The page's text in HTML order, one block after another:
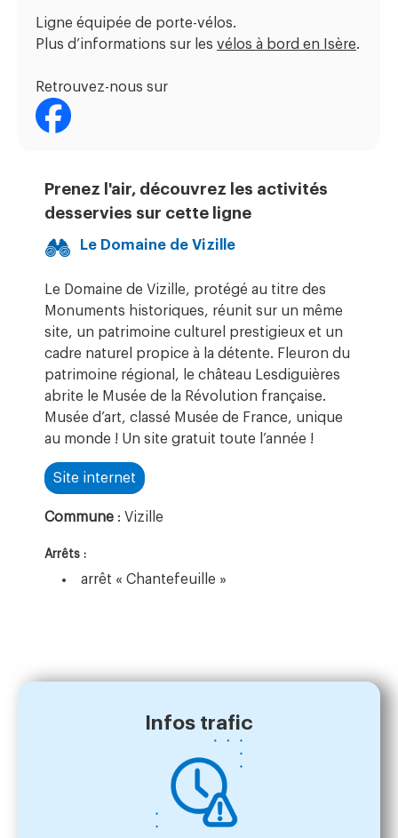
Ligne équipée de porte-vélos.
Plus d’informations sur les vélos à bord en Isère.
Retrouvez-nous sur
Prenez l'air, découvrez les activités
desservies sur cette ligne
Le Domaine de Vizille
Le Domaine de Vizille, protégé au titre des
Monuments historiques, réunit sur un même
site, un patrimoine culturel prestigieux et un
cadre naturel propice à la détente. Fleuron du
patrimoine régional, le château Lesdiguières
abrite le Musée de la Révolution française.
Musée d’art, classé Musée de France, unique
au monde ! Un site gratuit toute l’année !
Site internet
Commune : Vizille
Arrêts :
arrêt « Chantefeuille »
Infos trafic